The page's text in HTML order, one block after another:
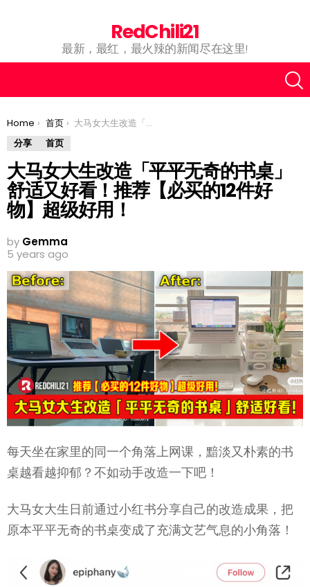
RedChili21
最新，最红，最火辣的新闻尽在这里!
You are here:
Home 首页
大马女大生改造「平平无奇的书桌」舒适又好看！推荐【必买的12件好物】超级好用！
分享
首页
大马女大生改造「平平无奇的书桌」
舒适又好看！推荐【必买的12件好
物】超级好用！
by Gemma
5 years ago
每天坐在家里的同一个角落上网课，黯淡又朴素的书
桌越看越抑郁？不如动手改造一下吧！
大马女大生日前通过小红书分享自己的改造成果，把
原本平平无奇的书桌变成了充满文艺气息的小角落！